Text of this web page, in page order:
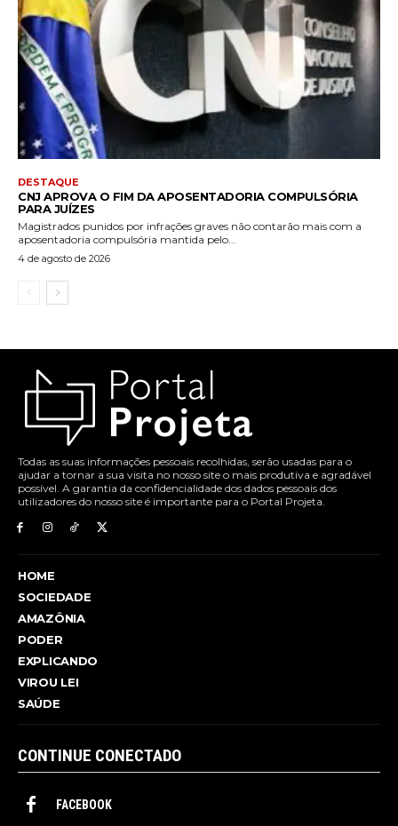
DESTAQUE
CNJ APROVA O FIM DA APOSENTADORIA COMPULSÓRIA
PARA JUÍZES
Magistrados punidos por infrações graves não contarão mais com a
aposentadoria compulsória mantida pelo...
4 de agosto de 2026
Todas as suas informações pessoais recolhidas, serão usadas para o
ajudar a tornar a sua visita no nosso site o mais produtiva e agradável
possível. A garantia da confidencialidade dos dados pessoais dos
utilizadores do nosso site é importante para o Portal Projeta.
HOME
SOCIEDADE
AMAZÔNIA
PODER
EXPLICANDO
VIROU LEI
SAÚDE
CONTINUE CONECTADO
FACEBOOK